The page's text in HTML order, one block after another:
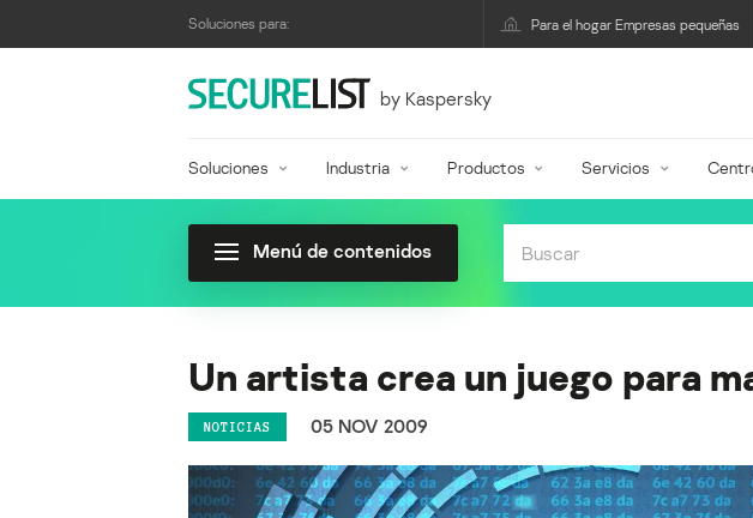
Soluciones para: Para el hogar Empresas pequeñas
by Kaspersky
Soluciones Industria Productos Servicios
Menú de contenidos
Un artista crea un juego para
NOTICIAS 05 NOV 2009